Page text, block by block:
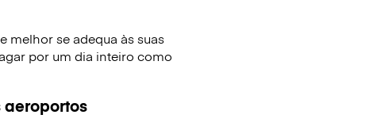
melhor se adequa às suas
por um dia inteiro como
aeroportos